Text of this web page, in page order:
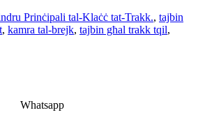
Prinċipali tal-Klaċċ tat-Trakk., tajbin
, kamra tal-brejk, tajbin għal trakk tqil,
Whatsapp